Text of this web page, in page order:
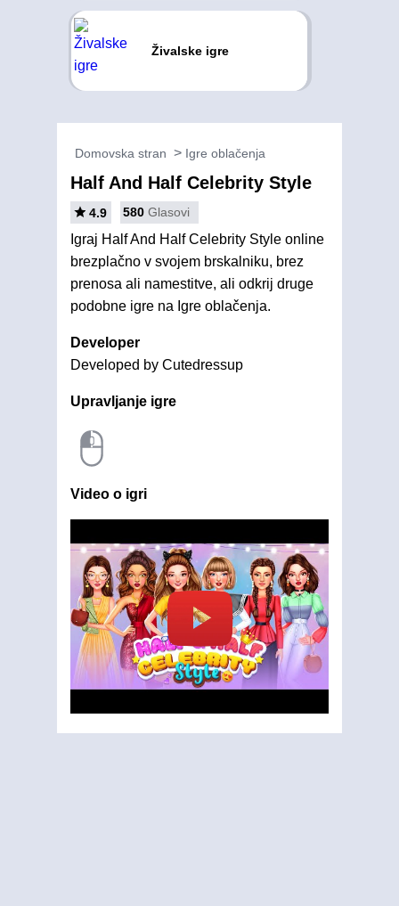
Živalske igre
Domovska stran Igre oblačenja
Half And Half Celebrity Style
4.9 580 Glasovi
Igraj Half And Half Celebrity Style online
brezplačno v svojem brskalniku, brez
prenosa ali namestitve, ali odkrij druge
podobne igre na Igre oblačenja.
Developer
Developed by Cutedressup
Upravljanje igre
Video o igri